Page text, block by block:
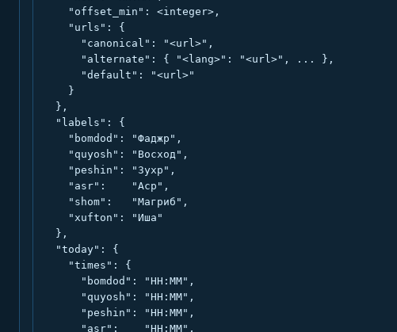
    "offset_min": <integer>,
    "urls": {
      "canonical": "<url>",
      "alternate": { "<lang>": "<url>", ... },
      "default": "<url>"
    }
  },
  "labels": {
    "bomdod": "Фаджр",
    "quyosh": "Восход",
    "peshin": "Зухр",
    "asr":    "Аср",
    "shom":   "Магриб",
    "xufton": "Иша"
  },
  "today": {
    "times": {
      "bomdod": "HH:MM",
      "quyosh": "HH:MM",
      "peshin": "HH:MM",
      "asr":    "HH:MM",